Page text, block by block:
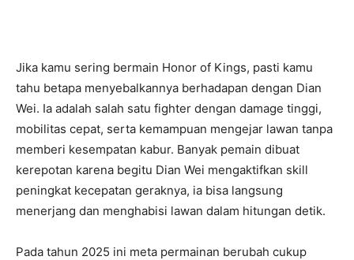
Jika kamu sering bermain Honor of Kings, pasti kamu
tahu betapa menyebalkannya berhadapan dengan Dian
Wei. Ia adalah salah satu fighter dengan damage tinggi,
mobilitas cepat, serta kemampuan mengejar lawan tanpa
memberi kesempatan kabur. Banyak pemain dibuat
kerepotan karena begitu Dian Wei mengaktifkan skill
peningkat kecepatan geraknya, ia bisa langsung
menerjang dan menghabisi lawan dalam hitungan detik.
Pada tahun 2025 ini meta permainan berubah cukup